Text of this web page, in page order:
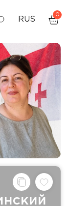
RUS
GEO
ENG
0